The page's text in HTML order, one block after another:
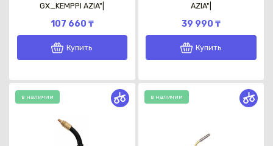
GX_KEMPPI AZIA"|
107 660 ₸
Купить
AZIA"|
39 990 ₸
Купить
в наличии в наличии